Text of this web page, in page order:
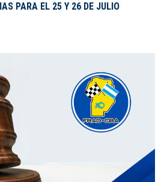
PARA EL 25 Y 26 DE JULIO